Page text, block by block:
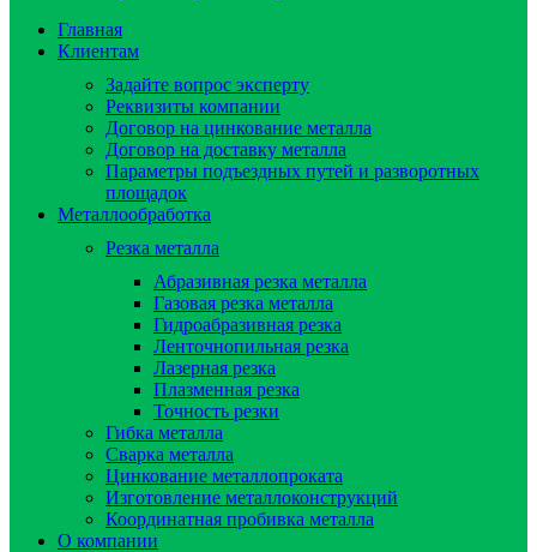
Главная
Клиентам
Задайте вопрос эксперту
Реквизиты компании
Договор на цинкование металла
Договор на доставку металла
Параметры подъездных путей и разворотных
площадок
Металлообработка
Резка металла
Абразивная резка металла
Газовая резка металла
Гидроaбразивная резка
Ленточнопильная резка
Лазерная резка
Плазменная резка
Точность резки
Гибка металла
Сварка металла
Цинкование металлопроката
Изготовление металлоконструкций
Координатная пробивка металла
О компании